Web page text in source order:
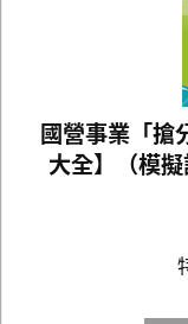
國營事業「搶
大全】（模